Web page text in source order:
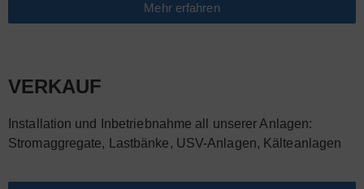
Mehr erfahren
VERKAUF
Installation und Inbetriebnahme all unserer Anlagen:
Stromaggregate, Lastbänke, USV-Anlagen, Kälteanlagen